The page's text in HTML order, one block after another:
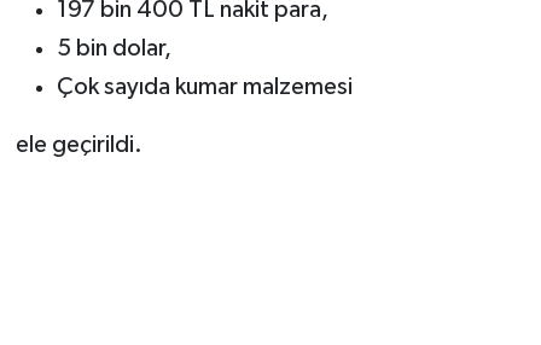
197 bin 400 TL nakit para,
5 bin dolar,
Çok sayıda kumar malzemesi
ele geçirildi.